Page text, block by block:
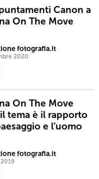
Canon a
On The Move
fotografia.it
2020
On The Move
tema è il rapporto
e l’uomo
fotografia.it